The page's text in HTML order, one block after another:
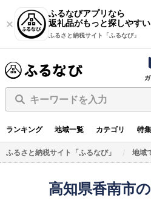
ふるなびアプリなら
返礼品がもっと探しやすい
ふるさと納税サイト「ふるなび」
キーワードを入力
ランキング 地域一覧 カテゴリ 特集
ふるさと納税サイト「ふるなび」 地域
高知県香南市